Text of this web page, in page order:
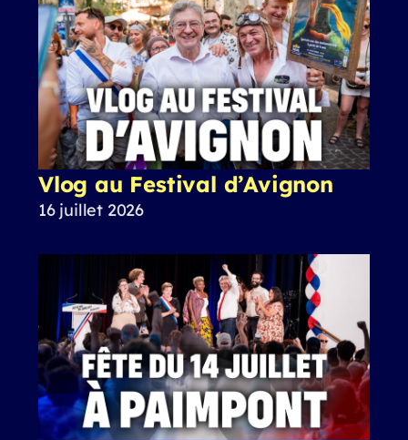
Vlog au Festival d’Avignon
16 juillet 2026